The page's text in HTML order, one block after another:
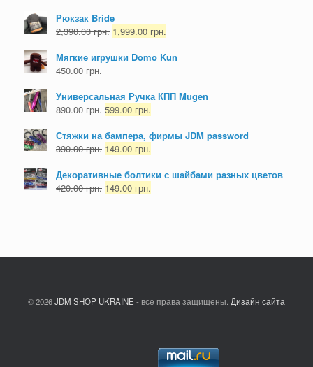
Рюкзак Bride
2,390.00грн. 1,999.00 грн.
Мягкие игрушки Domo Kun
450.00 грн.
Универсальная Ручка КПП Mugen
890.00грн. 599.00 грн.
Стяжки на бампера, фирмы JDM password
390.00грн. 149.00 грн.
Декоративные болтики с шайбами разных цветов
420.00грн. 149.00 грн.
© 2026JDM SHOP UKRAINE - все права защищены. Дизайн сайта